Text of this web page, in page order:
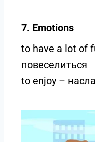
7. Emotions
to have a lot of
повеселиться
to enjoy –